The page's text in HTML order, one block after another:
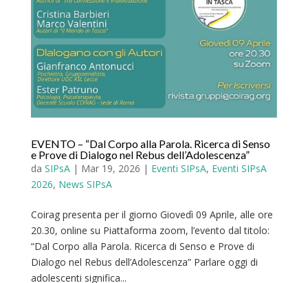
EVENTO – “Dal Corpo alla Parola. Ricerca di Senso
e Prove di Dialogo nel Rebus dell’Adolescenza”
da SIPsA| Mar 19, 2026 | Eventi SIPsA, Eventi SIPsA
2026, News SIPsA
Coirag presenta per il giorno Giovedì 09 Aprile, alle ore
20.30, online su Piattaforma zoom, l’evento dal titolo:
“Dal Corpo alla Parola. Ricerca di Senso e Prove di
Dialogo nel Rebus dell’Adolescenza” Parlare oggi di
adolescenti significa...